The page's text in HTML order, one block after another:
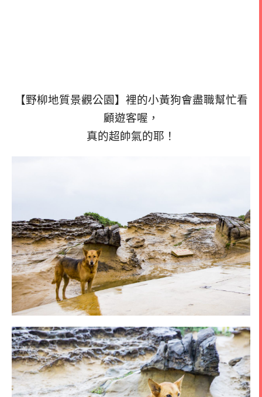
【野柳地質景觀公園】裡的小黃狗會盡職幫忙看
顧遊客喔，
真的超帥氣的耶！